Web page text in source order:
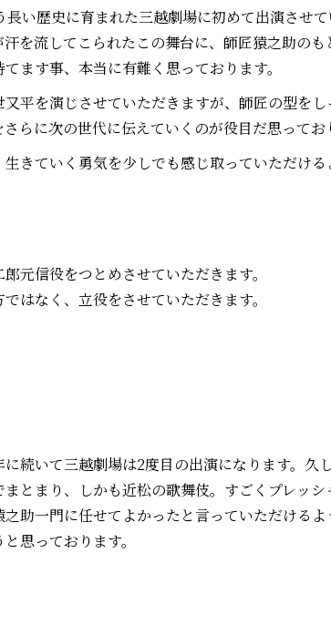
い歴史に育まれた三越劇場に初めて出演させ
汗を流してこられたこの舞台に、師匠猿之助の
てます事、本当に有難く思っております。
平を演じさせていただきますが、師匠の型をし
らに次の世代に伝えていくのが役目だ思ってお
きていく勇気を少しでも感じ取っていただける
元信役をつとめさせていただきます。
はなく、立役をさせていただきます。
続いて三越劇場は2度目の出演になります。久
まとまり、しかも近松の歌舞伎。すごくプレッシ
之助一門に任せてよかったと言っていただける
思っております。